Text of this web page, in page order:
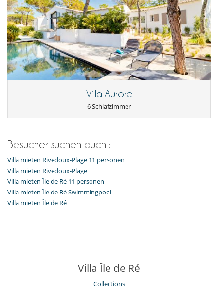
Villa Aurore
6 Schlafzimmer
Besucher suchen auch :
Villa mieten Rivedoux-Plage 11 personen
Villa mieten Rivedoux-Plage
Villa mieten Île de Ré 11 personen
Villa mieten Île de Ré Swimmingpool
Villa mieten Île de Ré
Villa Île de Ré
Collections